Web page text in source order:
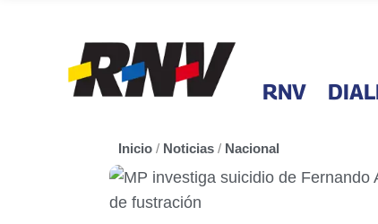
RNV
Inicio / Noticias / Nacional